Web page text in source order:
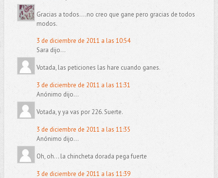
Gracias a todos....no creo que gane pero gracias de todos
modos.
3 de diciembre de 2011 a las 10:54
Sara dijo...
Votada, las peticiones las hare cuando ganes.
3 de diciembre de 2011 a las 11:31
Anónimo dijo...
Votada, y ya vas por 226. Suerte.
3 de diciembre de 2011 a las 11:35
Anónimo dijo...
Oh, oh... la chincheta dorada pega fuerte
3 de diciembre de 2011 a las 11:39